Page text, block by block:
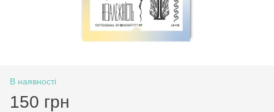
В наявності
150 грн